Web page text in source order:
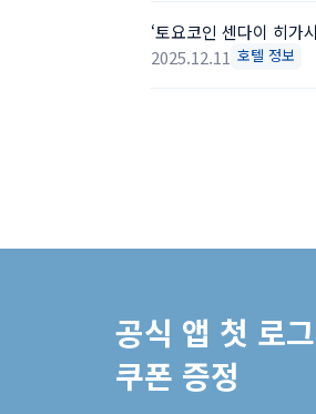
‘토요코인 센다이 히가
2025.12.11 호텔 정보
공식 앱 첫 로
쿠폰 증정